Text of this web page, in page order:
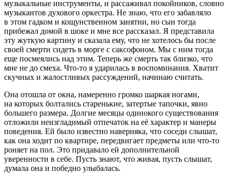
музыкальные инструменты, и рассаживал покойников, словно
музыкантов духового оркестра. Не знаю, что его забавляло
в этом гадком и кощунственном занятии, но сын тогда
прибежал домой в шоке и мне все рассказал. Я представила
эту жуткую картину и сказала ему, что не хотелось бы после
своей смерти сидеть в морге с саксофоном. Мы с ним тогда
еще посмеялись над этим. Теперь же смерть так близко, что
мне не до смеха. Что-то я ударилась в воспоминания. Хватит
скучных и жалостливых рассуждений, начинаю считать.
Она отошла от окна, намеренно громко шаркая ногами,
на которых болтались старенькие, затертые тапочки, явно
большего размера. Долгие месяцы одинокого существования
отложили неизгладимый отпечаток на её характер и манеры
поведения. Ей было известно наверняка, что соседи слышат,
как она ходит по квартире, передвигает предметы или что-то
роняет на пол. Это придавало ей дополнительной
уверенности в себе. Пусть знают, что живая, пусть слышат,
думала она и победно улыбалась.